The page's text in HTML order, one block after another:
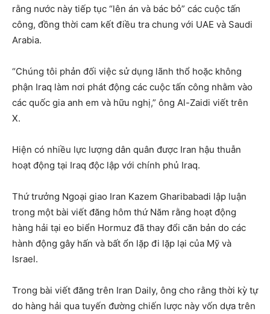
rằng nước này tiếp tục “lên án và bác bỏ” các cuộc tấn
công, đồng thời cam kết điều tra chung với UAE và Saudi
Arabia.
“Chúng tôi phản đối việc sử dụng lãnh thổ hoặc không
phận Iraq làm nơi phát động các cuộc tấn công nhằm vào
các quốc gia anh em và hữu nghị,” ông Al-Zaidi viết trên
X.
Hiện có nhiều lực lượng dân quân được Iran hậu thuẫn
hoạt động tại Iraq độc lập với chính phủ Iraq.
Thứ trưởng Ngoại giao Iran Kazem Gharibabadi lập luận
trong một bài viết đăng hôm thứ Năm rằng hoạt động
hàng hải tại eo biển Hormuz đã thay đổi căn bản do các
hành động gây hấn và bất ổn lặp đi lặp lại của Mỹ và
Israel.
Trong bài viết đăng trên Iran Daily, ông cho rằng thời kỳ tự
do hàng hải qua tuyến đường chiến lược này vốn dựa trên